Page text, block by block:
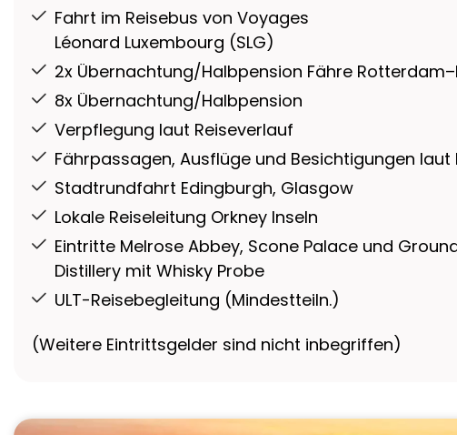
Fahrt im Reisebus von Voyages
Léonard Luxembourg (SLG)
2x Übernachtung/Halbpension Fähre
8x Übernachtung/Halbpension
Verpflegung laut Reiseverlauf
Fährpassagen, Ausflüge und Besichtigungen
Stadtrundfahrt Edingburgh, Glasgow
Lokale Reiseleitung Orkney Inseln
Eintritte Melrose Abbey, Scone Palace und
Distillery mit Whisky Probe
ULT-Reisebegleitung (Mindestteiln.)
(Weitere Eintrittsgelder sind nicht inbegriffen)